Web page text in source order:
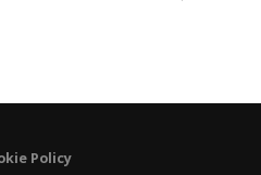
Policy